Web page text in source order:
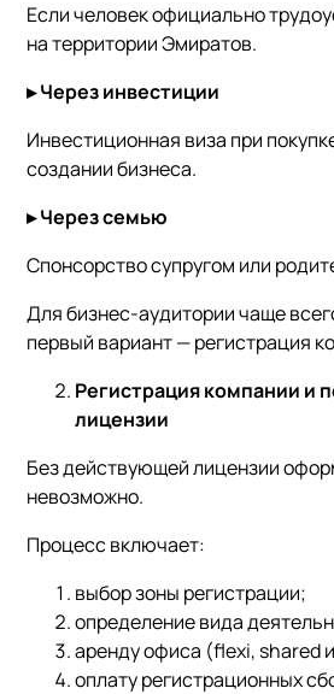
Если человек официально
на территории Эмиратов.
▸Через инвестиции
Инвестиционная виза при
создании бизнеса.
▸Через семью
Спонсорство супругом или
Для бизнес-аудитории чаще
первый вариант — регистрация
Регистрация компании и
лицензии
Без действующей лицензии
невозможно.
Процесс включает:
выбор зоны регистрации;
определение вида
аренду офиса (flexi, shared
оплату регистрационных